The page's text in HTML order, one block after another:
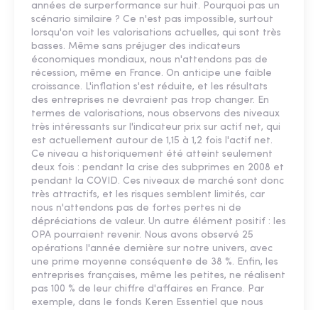
années de surperformance sur huit. Pourquoi pas un
scénario similaire ? Ce n'est pas impossible, surtout
lorsqu'on voit les valorisations actuelles, qui sont très
basses. Même sans préjuger des indicateurs
économiques mondiaux, nous n'attendons pas de
récession, même en France. On anticipe une faible
croissance. L'inflation s'est réduite, et les résultats
des entreprises ne devraient pas trop changer. En
termes de valorisations, nous observons des niveaux
très intéressants sur l'indicateur prix sur actif net, qui
est actuellement autour de 1,15 à 1,2 fois l'actif net.
Ce niveau a historiquement été atteint seulement
deux fois : pendant la crise des subprimes en 2008 et
pendant la COVID. Ces niveaux de marché sont donc
très attractifs, et les risques semblent limités, car
nous n'attendons pas de fortes pertes ni de
dépréciations de valeur. Un autre élément positif : les
OPA pourraient revenir. Nous avons observé 25
opérations l'année dernière sur notre univers, avec
une prime moyenne conséquente de 38 %. Enfin, les
entreprises françaises, même les petites, ne réalisent
pas 100 % de leur chiffre d'affaires en France. Par
exemple, dans le fonds Keren Essentiel que nous